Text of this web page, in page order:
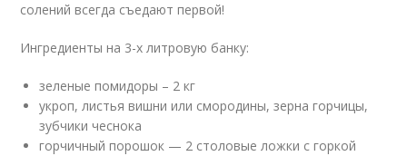
солений всегда съедают первой!
Ингредиенты на 3-х литровую банку:
зеленые помидоры – 2 кг
укроп, листья вишни или смородины, зерна горчицы,
зубчики чеснока
горчичный порошок — 2 столовые ложки с горкой